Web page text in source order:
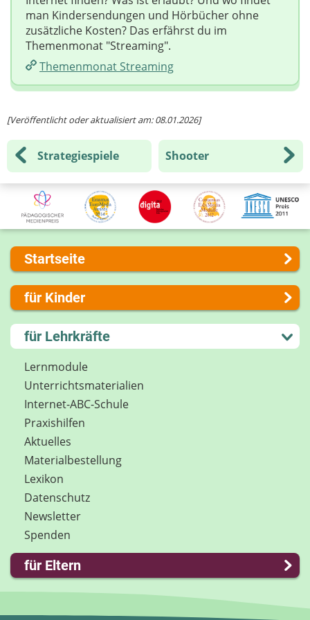
RTL+
RTL+ ist der Streaming-Dienst von RTL mit einer
Auswahl an Filmen, Serien und Shows,
einschließlich exklusiver Inhalte. Erlaubt ab 13
Jahren.
[Veröffentlicht oder aktualisiert am: 08.01.2026]
Strategiespiele Shooter
man Kindersendungen und Hörbücher ohne
zusätzliche Kosten? Das erfährst du im
Themenmonat "Streaming".
Themenmonat Streaming
Startseite
Über uns
Presse
Kontakt
Impressum
Internet-ABC Sitemap
Barrierefreiheit
Länderprojekte
für Kinder
Lernen und Schule
Hobby und Freizeit
Spiel und Spaß
Mitreden und Mitmachen
Lexikon
Datenschutz
Newsletter
für Lehrkräfte
Lernmodule
Unterrichts­materialien
Internet-ABC-Schule
Praxishilfen
Aktuelles
Materialbestellung
Lexikon
Datenschutz
Newsletter
Spenden
für Eltern
Familie & Medien
Spieletipps & Lernsoftware